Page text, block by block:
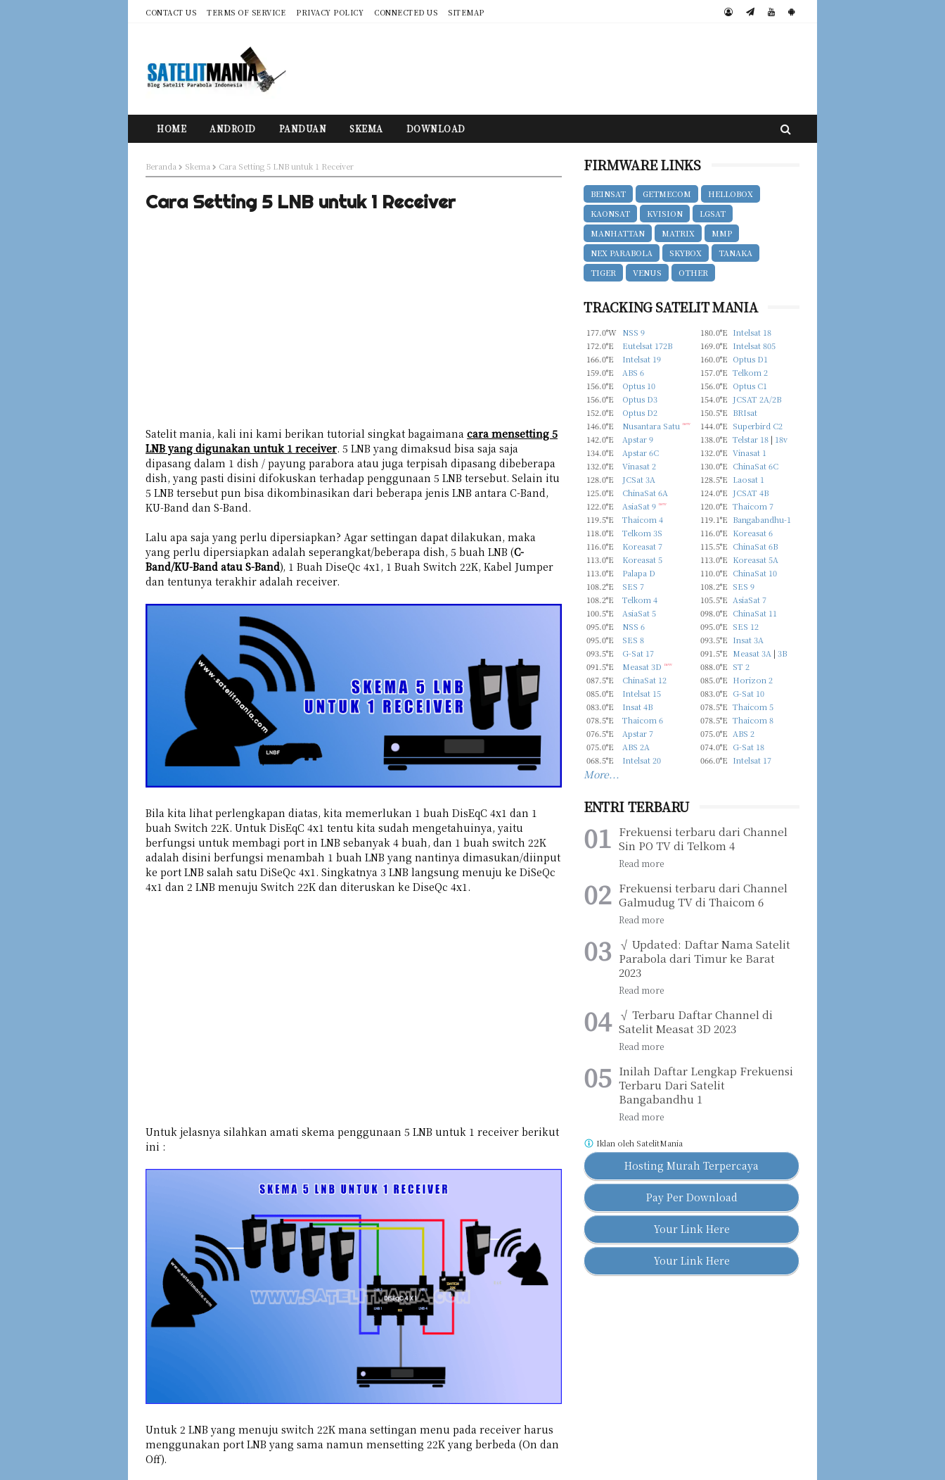
CONTACT US TERMS OF SERVICE PRIVACY POLICY CONNECTED US SITEMAP
HOME ANDROID PANDUAN SKEMA DOWNLOAD
Beranda Skema Cara Setting 5 LNB untuk 1 Receiver
Cara Setting 5 LNB untuk 1 Receiver
Satelit mania, kali ini kami berikan tutorial singkat bagaimana cara mensetting 5
LNB yang digunakan untuk 1 receiver. 5 LNB yang dimaksud bisa saja saja
dipasang dalam 1 dish / payung parabora atau juga terpisah dipasang dibeberapa
dish, yang pasti disini difokuskan terhadap penggunaan 5 LNB tersebut. Selain itu
5 LNB tersebut pun bisa dikombinasikan dari beberapa jenis LNB antara C-Band,
KU-Band dan S-Band.
Lalu apa saja yang perlu dipersiapkan? Agar settingan dapat dilakukan, maka
yang perlu dipersiapkan adalah seperangkat/beberapa dish, 5 buah LNB (C-
Band/KU-Band atau S-Band), 1 Buah DiseQc 4x1, 1 Buah Switch 22K, Kabel Jumper
dan tentunya terakhir adalah receiver.
Bila kita lihat perlengkapan diatas, kita memerlukan 1 buah DisEqC 4x1 dan 1
buah Switch 22K. Untuk DisEqC 4x1 tentu kita sudah mengetahuinya, yaitu
berfungsi untuk membagi port in LNB sebanyak 4 buah, dan 1 buah switch 22K
adalah disini berfungsi menambah 1 buah LNB yang nantinya dimasukan/diinput
ke port LNB salah satu DiSeQc 4x1. Singkatnya 3 LNB langsung menuju ke DiSeQc
4x1 dan 2 LNB menuju Switch 22K dan diteruskan ke DiseQc 4x1.
Untuk jelasnya silahkan amati skema penggunaan 5 LNB untuk 1 receiver berikut
ini :
Untuk 2 LNB yang menuju switch 22K mana settingan menu pada receiver harus
menggunakan port LNB yang sama namun mensetting 22K yang berbeda (On dan
Off).
FIRMWARE LINKS
BEINSAT GETMECOM
HELLOBOX
KAONSAT
KVISION
LGSAT
MANHATTAN
MATRIX
MMP
NEX PARABOLA
SKYBOX
TANAKA
TIGER
VENUS OTHER
TRACKING SATELIT MANIA
177.0°W NSS 9 180.0°E Intelsat 18
172.0°E
Eutelsat 172B 169.0°E Intelsat 805
166.0°E
Intelsat 19 160.0°E Optus D1
159.0°E
ABS 6 157.0°E Telkom 2
156.0°E
Optus 10 156.0°E Optus C1
156.0°E
Optus D3 154.0°E JCSAT 2A/2B
152.0°E
Optus D2 150.5°E BRIsat
146.0°E
Nusantara Satu new 144.0°E Superbird C2
142.0°E
Apstar 9 138.0°E Telstar 18| 18v
134.0°E
Apstar 6C 132.0°E Vinasat 1
132.0°E
Vinasat 2 130.0°E ChinaSat 6C
128.0°E
JCSat 3A 128.5°E Laosat 1
125.0°E
ChinaSat 6A 124.0°E JCSAT 4B
122.0°E
AsiaSat 9 new 120.0°E Thaicom 7
119.5°E
Thaicom 4 119.1°E Bangabandhu-1
118.0°E
Telkom 3S 116.0°E Koreasat 6
116.0°E
Koreasat 7 115.5°E ChinaSat 6B
113.0°E
Koreasat 5 113.0°E Koreasat 5A
113.0°E
Palapa D 110.0°E ChinaSat 10
108.2°E
SES 7 108.2°E SES 9
108.2°E
Telkom 4 105.5°E AsiaSat 7
100.5°E
AsiaSat 5 098.0°E ChinaSat 11
095.0°E
NSS 6 095.0°E SES 12
095.0°E
SES 8 093.5°E Insat 3A
093.5°E
G-Sat 17 091.5°E Measat 3A | 3B
091.5°E
Measat 3D new 088.0°E ST 2
087.5°E
ChinaSat 12 085.0°E Horizon 2
085.0°E
Intelsat 15 083.0°E G-Sat 10
083.0°E
Insat 4B 078.5°E Thaicom 5
078.5°E
Thaicom 6 078.5°E Thaicom 8
076.5°E
Apstar 7 075.0°E ABS 2
075.0°E
ABS 2A 074.0°E G-Sat 18
068.5°E
Intelsat 20 066.0°E Intelsat 17
More...
ENTRI TERBARU
Frekuensi terbaru dari Channel
Sin PO TV di Telkom 4
Frekuensi terbaru dari Channel
Galmudug TV di Thaicom 6
√ Updated: Daftar Nama Satelit
Parabola dari Timur ke Barat
2023
√ Terbaru Daftar Channel di
Satelit Measat 3D 2023
Inilah Daftar Lengkap Frekuensi
Terbaru Dari Satelit
Bangabandhu 1
Hosting Murah Terpercaya
Pay Per Download
Your Link Here
Your Link Here
Iklan oleh SatelitMania